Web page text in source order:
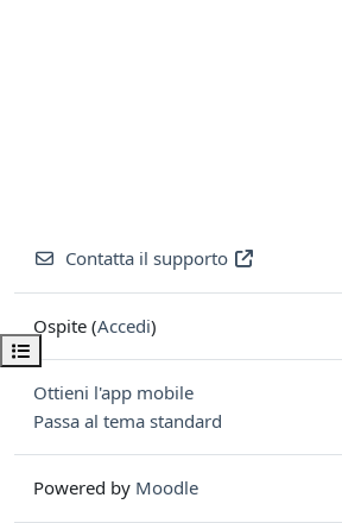
Apri indice del corso
Contatta il supporto
Ospite (Accedi)
Ottieni l'app mobile
Passa al tema standard
Powered by Moodle